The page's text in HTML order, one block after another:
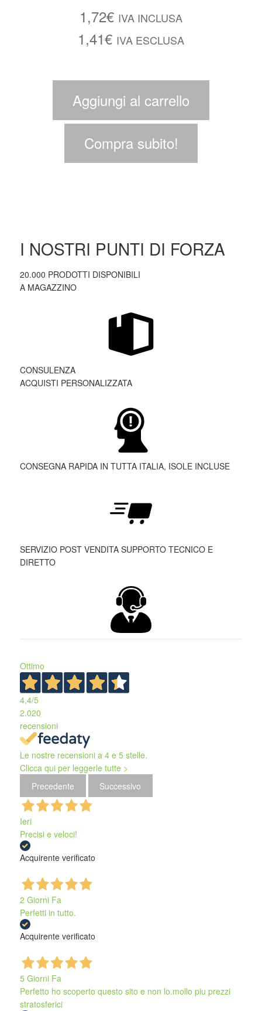
1,72€ IVA INCLUSA
1,41€ IVA ESCLUSA
Aggiungi al carrello
Compra subito!
I NOSTRI PUNTI DI FORZA
20.000 PRODOTTI DISPONIBILI
A MAGAZZINO
CONSULENZA
ACQUISTI PERSONALIZZATA
CONSEGNA RAPIDA IN TUTTA ITALIA, ISOLE INCLUSE
SERVIZIO POST VENDITA SUPPORTO TECNICO E
DIRETTO
Ottimo
4,4/5
2.020
recensioni
Le nostre recensioni a 4 e 5 stelle.
Clicca qui per leggerle tutte >
Precedente
Successivo
Ieri
Precisi e veloci!
Acquirente verificato
2 Giorni Fa
Perfetti in tutto.
Acquirente verificato
5 Giorni Fa
Perfetto ho scoperto questo sito e non lo.mollo piu prezzi
stratosferici